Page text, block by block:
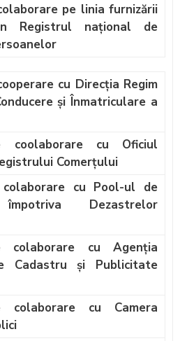
pe linia furnizării
Registrul național de
cu Direcția Regim
și Înmatriculare a
coolaborare cu Oficiul
Comerțului
cu Pool-ul de
Dezastrelor
colaborare cu Agenția
Cadastru și Publicitate
colaborare cu Camera